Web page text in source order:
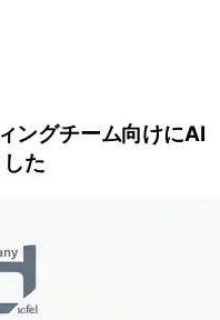
ングチーム向けにAI
た